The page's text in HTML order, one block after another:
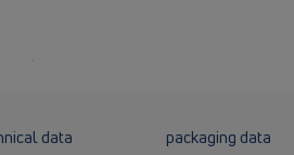
data packaging data